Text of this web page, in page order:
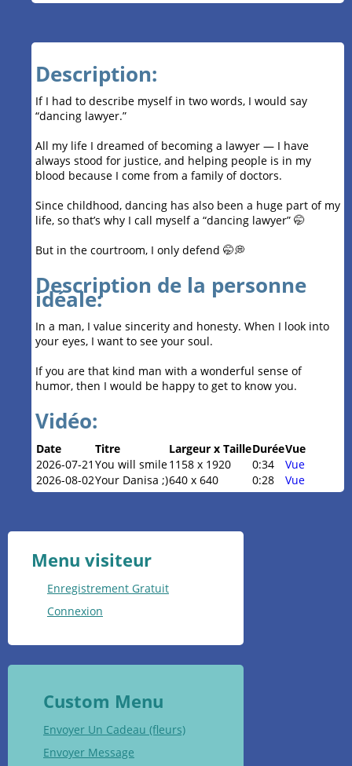
Description:
If I had to describe myself in two words, I would say
“dancing lawyer.”
All my life I dreamed of becoming a lawyer — I have
always stood for justice, and helping people is in my
blood because I come from a family of doctors.
Since childhood, dancing has also been a huge part of my
life, so that’s why I call myself a “dancing lawyer” 🤭
But in the courtroom, I only defend 🤭💭
Description de la personne
idéale:
In a man, I value sincerity and honesty. When I look into
your eyes, I want to see your soul.
If you are that kind man with a wonderful sense of
humor, then I would be happy to get to know you.
Vidéo:
Date Titre Largeur x TailleDuréeVue
2026-07-21 You will smile1158 x 1920 0:34
Vue
2026-08-02Your Danisa ;)640 x 640 0:28 Vue
Menu visiteur
Enregistrement Gratuit
Connexion
Custom Menu
Envoyer Un Cadeau (fleurs)
Envoyer Message